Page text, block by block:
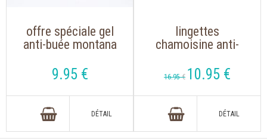
offre spéciale gel
anti-buée montana
masques
9.95 €
lingettes
chamoisine anti-
pour lunettes de
soleil, lunettes de
lecture et masques
16.95 € 10.95 €